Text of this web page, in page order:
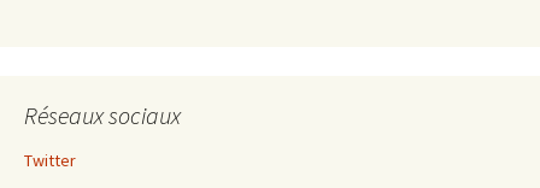
Réseaux sociaux
Twitter